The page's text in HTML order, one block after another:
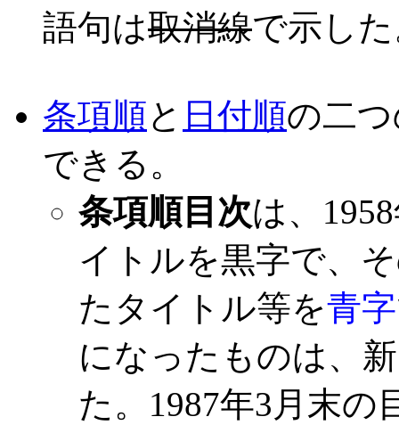
語句は取消線で示し
条項順と 日付順の二
できる。
条項順目次は、
イトルを黒字で、
たタイトル等を青字
になったものは、
た。1987年3月末の